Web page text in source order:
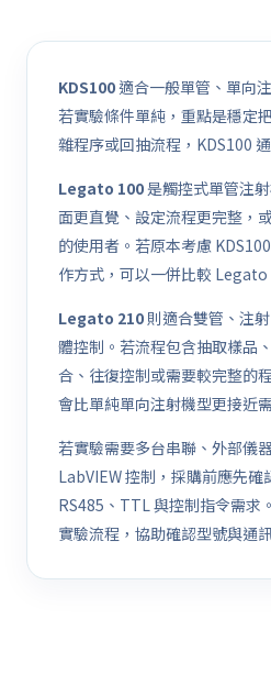
KDS100適合一般單管、單向
若實驗條件單純，重點是穩定
雜程序或回抽流程，KDS100
Legato 100是觸控式單管注
面更直覺、設定流程更完整，
的使用者。若原本考慮
作方式，可以一併比較 Legato
Legato 210 則適合雙管、注
體控制。若流程包含抽取樣品
合、往復控制或需要較完整的
會比單純單向注射機型更接近
若實驗需要多台串聯、外部儀
LabVIEW 控制，採購前應先確
RS485、TTL 與控制指令需求
實驗流程，協助確認型號與通